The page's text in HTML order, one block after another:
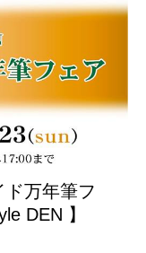
ド万年筆フ
DEN 】